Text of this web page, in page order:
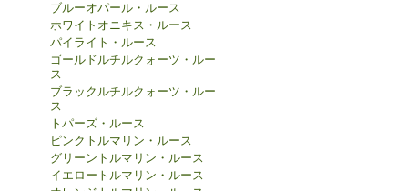
ブルーオパール・ルース
ホワイトオニキス・ルース
パイライト・ルース
ゴールドルチルクォーツ・ルー
ス
ブラックルチルクォーツ・ルー
ス
トパーズ・ルース
ピンクトルマリン・ルース
グリーントルマリン・ルース
イエロートルマリン・ルース